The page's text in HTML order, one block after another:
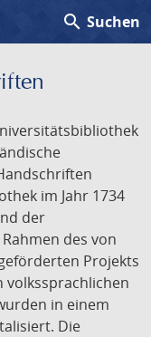
search Suchen
im Jahr 1734
der
des von
Projekts
in einem
Die